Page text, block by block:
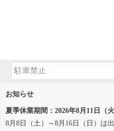
お知らせ
夏季休業期間：2026年8月11日（
8月8日（土）～8月16日（日）は